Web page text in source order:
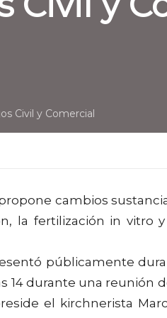
Civil y Comercial
cambios
la fertilización in vitro y
públicamente
14 durante una reunión
el kirchnerista